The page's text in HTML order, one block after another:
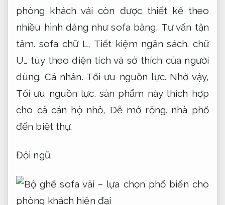
phòng khách vải còn được thiết kế theo
nhiều hình dáng như sofa băng, Tư vấn tận
tâm. sofa chữ L, Tiết kiệm ngân sách. chữ
U… tùy theo diện tích và sở thích của người
dùng. Cá nhân. Tối ưu nguồn lực. Nhờ vậy,
Tối ưu nguồn lực. sản phẩm này thích hợp
cho cả căn hộ nhỏ, Dễ mở rộng. nhà phố
đến biệt thự.
Đội ngũ.